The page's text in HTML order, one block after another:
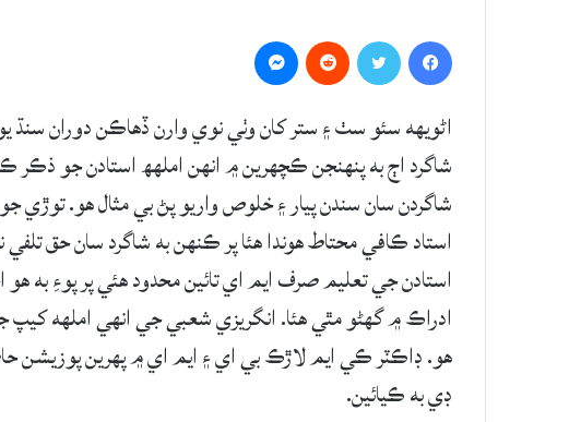
اڻويھه سئو سٺ ۽ ستر کان وٺي نوي وارن ڏھاڪن دوران سنڌ
شاگرد اڄ به پنهنجن ڪچھرين ۾ انهن املهھ استادن جو ذڪر
شاگردن سان سندن پيار ۽ خلوص واريو پڻ بي مثال ھو.
استاد ڪافي محتاط ھوندا ھئا پر ڪنهن به شاگرد سان حق
استادن جي تعليم صرف ايم اي تائين محدود ھئي پر پوءِ به
ادراڪ ۾ گهڻو مٿي ھئا. انگريزي شعبي جي انهي املھه
ھو. ڊاڪٽر ڪي ايم لاڙڪ بي اي ۽ ايم اي ۾ پھرين پوزيشن
ڊي به ڪيائين.